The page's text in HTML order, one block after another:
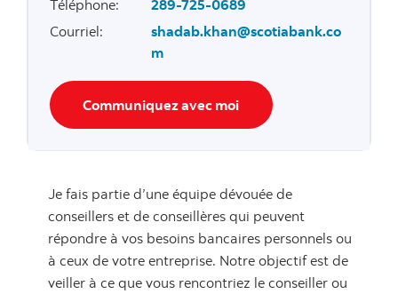
Téléphone:
289-725-0689
Courriel:
shadab.khan@scotiabank.co
m
Communiquez avec moi
Je fais partie d’une équipe dévouée de
conseillers et de conseillères qui peuvent
répondre à vos besoins bancaires personnels ou
à ceux de votre entreprise. Notre objectif est de
veiller à ce que vous rencontriez le conseiller ou